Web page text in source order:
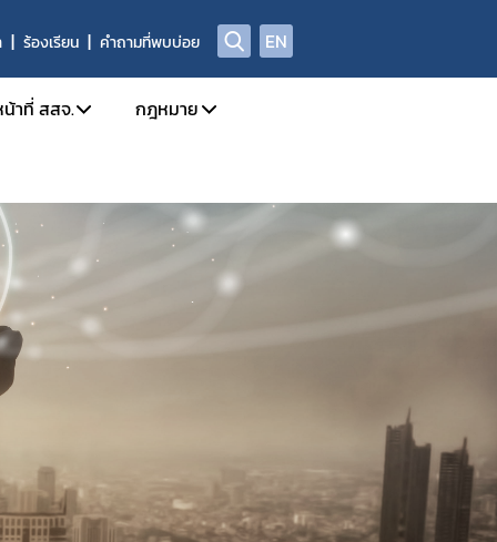
ร้องเรียน คำถามที่พบบ่อย EN
ษในประเภท 2 และวัตถุออกฤทธิ์ในประเภท 2,3,4
ท 4
าวยาเสพติด/วัตถุออกฤทธิ์ และ นำผ่าน
าซึ่งสารกาเฟอีน (Caffeine)
ห้โทษให้โทษในประเภท 2 และวัตถุออกฤทธิ์ในประเภท 2
ภท 5
น้าที่ สสจ.
ใช้งานระบบ e-Submission
ดสิทธิ์ให้ผู้ประกอบการเข้าใช้งานระบบ
. เรื่อง มอบอำนาจ
chat สำหรับเจ้าหน้าที่
การขับเคลื่อนและพัฒนาระบบเครือข่าย
นุญาต วจ.1 / ยส.3 / ตักเตือน พักใช้ หรือการเพิกถอนใบอนุญาต
นุญาตจำหน่าย ยส.2 หรือ วจ.2 พ.ศ. 2567
กฎหมาย
กฎหมายใหม่/ประเภทกฎหมาย
รายชื่อยาเสพติด/วัตถุเสพติด/สารระเหย
บทกำหนดโทษยาเสพติด/วัตถุออกฤทธิ์/สารระ
สาระสำคัญการควบคุมตามกฎหมาย
หลักเกณฑ์/แนวทาง